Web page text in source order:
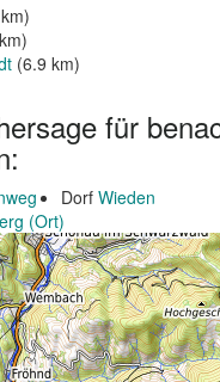
(6.9 km)
für
Dorf Wieden
(Ort)